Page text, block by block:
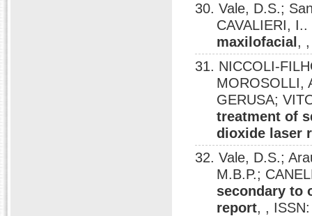
30. Vale, D.S.;
CAVALIERI, I..
maxilofacial ,
31. NICCOLI-
MOROSOLLI,
GERUSA;
treatment of
dioxide laser
32. Vale, D.S.;
M.B.P.;
secondary to
report, ,